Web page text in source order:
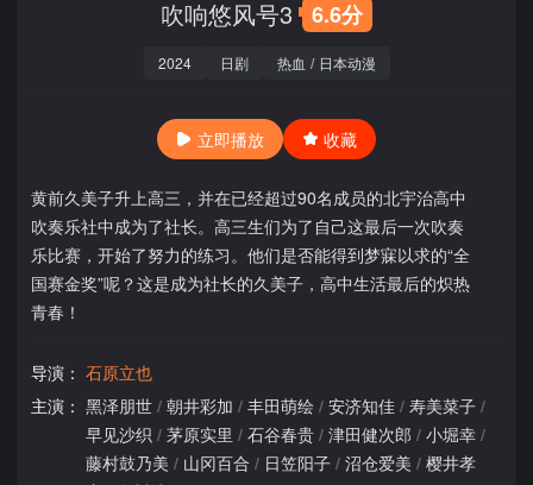
吹响悠风号3 6.6分
2024 日剧 热血 / 日本动漫
立即播放 收藏
黄前久美子升上高三，并在已经超过90名成员的北宇治高中
吹奏乐社中成为了社长。高三生们为了自己这最后一次吹奏
乐比赛，开始了努力的练习。他们是否能得到梦寐以求的“全
国赛金奖”呢？这是成为社长的久美子，高中生活最后的炽热
青春！
导演： 石原立也
主演： 黑泽朋世 / 朝井彩加 / 丰田萌绘 / 安济知佳 / 寿美菜子 /
早见沙织 / 茅原实里 / 石谷春贵 / 津田健次郎 / 小堀幸 /
藤村鼓乃美 / 山冈百合 / 日笠阳子 / 沼仓爱美 / 樱井孝